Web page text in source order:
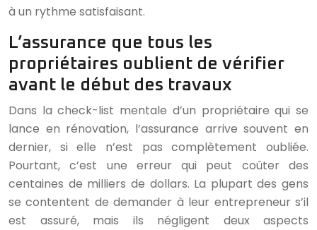
à un rythme satisfaisant.
L’assurance que tous les
propriétaires oublient de vérifier
avant le début des travaux
Dans la check-list mentale d’un propriétaire qui se
lance en rénovation, l’assurance arrive souvent en
dernier, si elle n’est pas complètement oubliée.
Pourtant, c’est une erreur qui peut coûter des
centaines de milliers de dollars. La plupart des gens
se contentent de demander à leur entrepreneur s’il
est assuré, mais ils négligent deux aspects